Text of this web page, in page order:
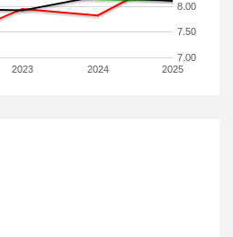
2023 2024 2025
7.00
7.50
8.00